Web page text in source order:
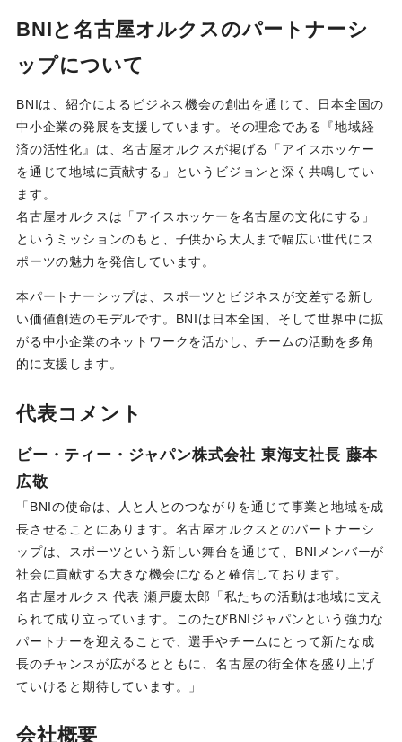
BNIと名古屋オルクスのパートナーシ
ップについて
BNIは、紹介によるビジネス機会の創出を通じて、日本全国の
中小企業の発展を支援しています。その理念である『地域経
済の活性化』は、名古屋オルクスが掲げる「アイスホッケー
を通じて地域に貢献する」というビジョンと深く共鳴してい
ます。
名古屋オルクスは「アイスホッケーを名古屋の文化にする」
というミッションのもと、子供から大人まで幅広い世代にス
ポーツの魅力を発信しています。
本パートナーシップは、スポーツとビジネスが交差する新し
い価値創造のモデルです。BNIは日本全国、そして世界中に拡
がる中小企業のネットワークを活かし、チームの活動を多角
的に支援します。
代表コメント
ビー・ティー・ジャパン株式会社 東海支社長 藤本
広敬
「BNIの使命は、人と人とのつながりを通じて事業と地域を成
長させることにあります。名古屋オルクスとのパートナーシ
ップは、スポーツという新しい舞台を通じて、BNIメンバーが
社会に貢献する大きな機会になると確信しております。
名古屋オルクス 代表 瀬戸慶太郎「私たちの活動は地域に支え
られて成り立っています。このたびBNIジャパンという強力な
パートナーを迎えることで、選手やチームにとって新たな成
長のチャンスが広がるとともに、名古屋の街全体を盛り上げ
ていけると期待しています。」
会社概要